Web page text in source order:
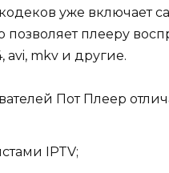
уже включает
позволяет плееру
avi, mkv и другие.
Пот Плеер
IPTV;